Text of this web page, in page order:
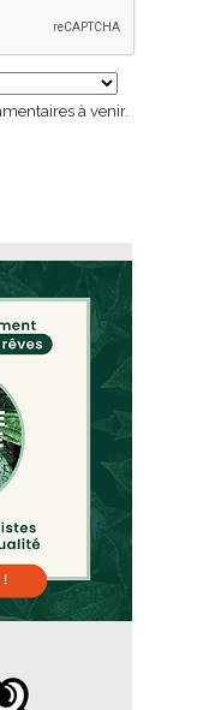
à venir.